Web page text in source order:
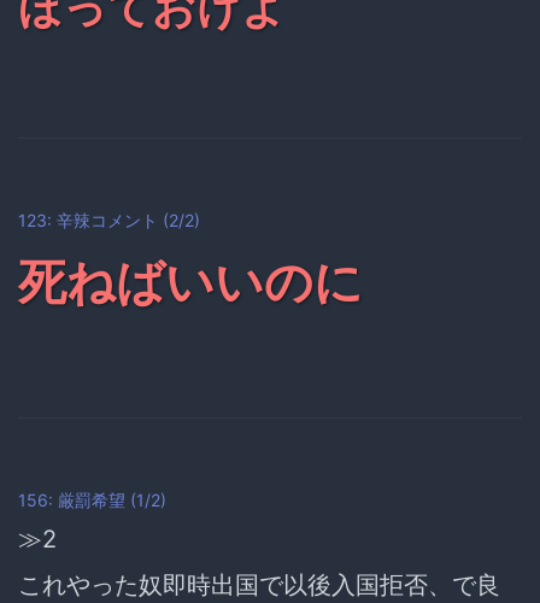
123: 辛辣コメント (2/2)
死ねばいいのに
156: 厳罰希望 (1/2)
≫2
これやった奴即時出国で以後入国拒否、で良